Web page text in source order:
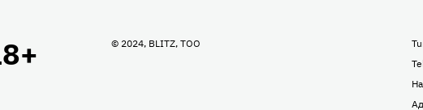
© 2024, BLITZ, TOO